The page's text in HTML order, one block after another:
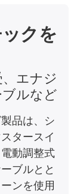
クを
エナジ
ルなど
品は、シ
タースイ
動調整式
ブルとと
ンを使用